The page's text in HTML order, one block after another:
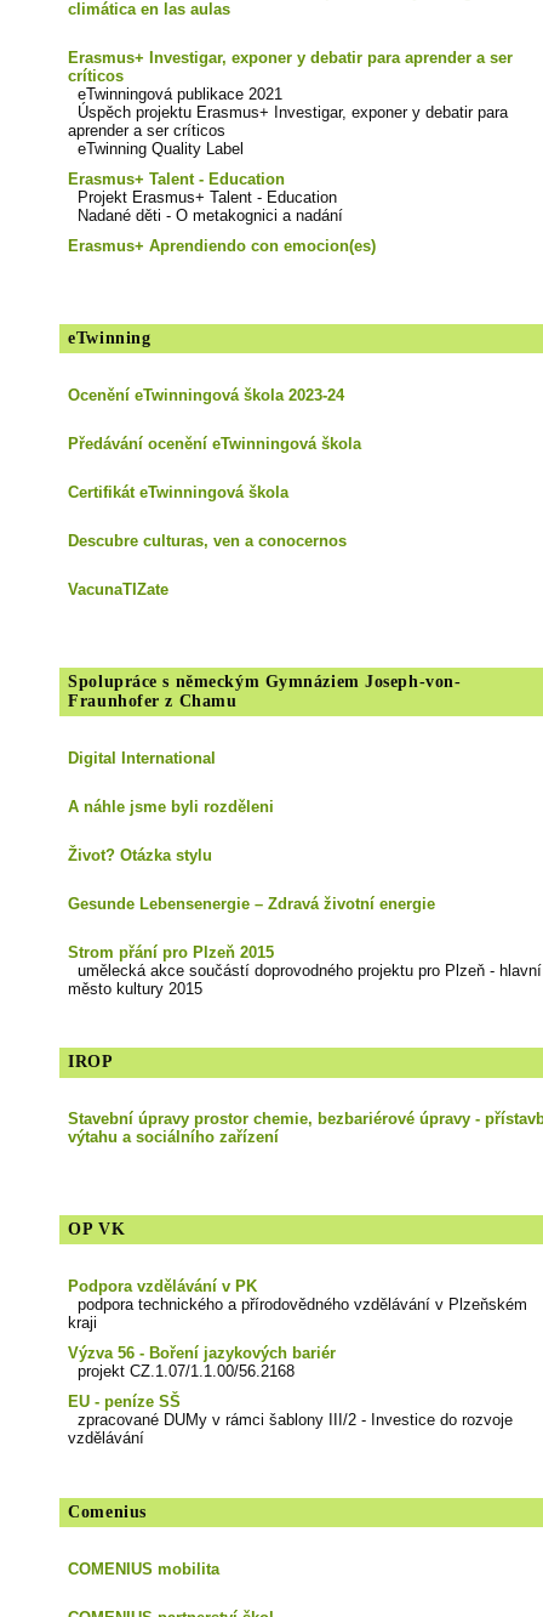
climática en las aulas
Erasmus+ Investigar, exponer y debatir para aprender a ser
críticos
eTwinningová publikace 2021
Úspěch projektu Erasmus+ Investigar, exponer y debatir para
aprender a ser críticos
eTwinning Quality Label
Erasmus+ Talent - Education
Projekt Erasmus+ Talent - Education
Nadané děti - O metakognici a nadání
Erasmus+ Aprendiendo con emocion(es)
eTwinning
Ocenění eTwinningová škola 2023-24
Předávání ocenění eTwinningová škola
Certifikát eTwinningová škola
Descubre culturas, ven a conocernos
VacunaTIZate
Spolupráce s německým Gymnáziem Joseph-von-
Fraunhofer z Chamu
Digital International
A náhle jsme byli rozděleni
Život? Otázka stylu
Gesunde Lebensenergie – Zdravá životní energie
Strom přání pro Plzeň 2015
umělecká akce součástí doprovodného projektu pro Plzeň - hlavní
město kultury 2015
IROP
Stavební úpravy prostor chemie, bezbariérové úpravy -
výtahu a sociálního zařízení
OP VK
Podpora vzdělávání v PK
podpora technického a přírodovědného vzdělávání v Plzeňském
kraji
Výzva 56 - Boření jazykových bariér
projekt CZ.1.07/1.1.00/56.2168
EU - peníze SŠ
zpracované DUMy v rámci šablony III/2 - Investice do rozvoje
vzdělávání
Comenius
COMENIUS mobilita